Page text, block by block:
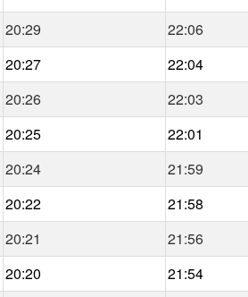
20:29
22:06
20:27
22:04
20:26
22:03
20:25
22:01
20:24
21:59
20:22
21:58
20:21
21:56
20:20
21:54